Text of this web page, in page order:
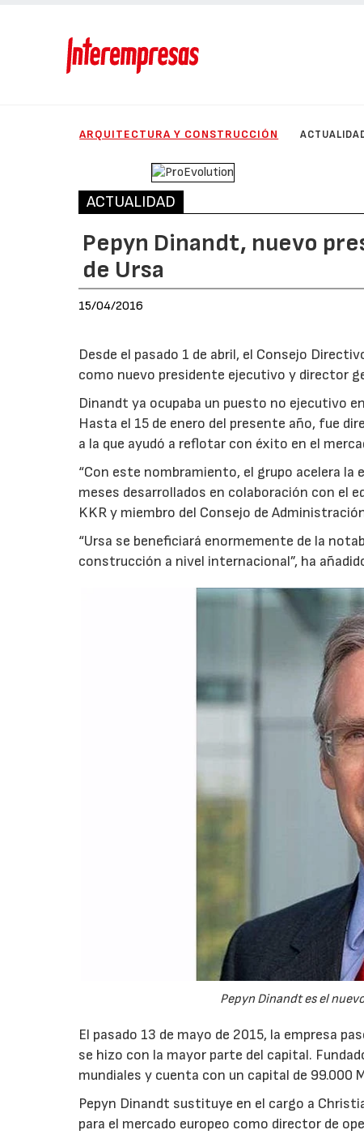
ARQUITECTURA Y CONSTRUCCIÓN
ACTUALIDAD
Pepyn Dinandt, nuevo
de Ursa
15/04/2016
Desde el pasado 1 de abril, el Consejo
como nuevo presidente ejecutivo y director
Dinandt ya ocupaba un puesto no ejecutivo
Hasta el 15 de enero del presente año, fue
a la que ayudó a reflotar con éxito en el
“Con este nombramiento, el grupo acelera
meses desarrollados en colaboración con el
KKR y miembro del Consejo de
“Ursa se beneficiará enormemente de la
construcción a nivel internacional”, ha
Pepyn Dinandt es el
El pasado 13 de mayo de 2015, la empresa
se hizo con la mayor parte del capital.
mundiales y cuenta con un capital de 99.000
Pepyn Dinandt sustituye en el cargo a
para el mercado europeo como director de